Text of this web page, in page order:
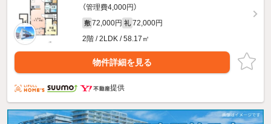
（管理費4,000円）
敷 72,000円 礼 72,000円
2階 / 2LDK / 58.17㎡
物件詳細を見る
提供